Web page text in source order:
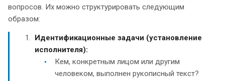
вопросов. Их можно структурировать следующим
образом:
Идентификационные задачи (установление
исполнителя):
Кем, конкретным лицом или другим
человеком, выполнен рукописный текст?